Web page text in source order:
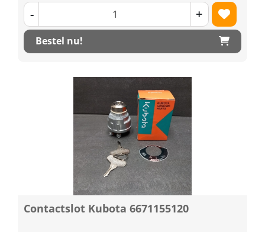
- +
Bestel nu!
Contactslot Kubota 6671155120